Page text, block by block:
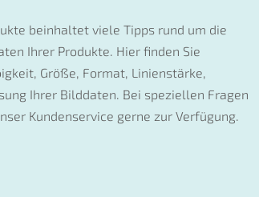
beinhaltet viele Tipps rund um die
Ihrer Produkte. Hier finden Sie
Größe, Format, Linienstärke,
Ihrer Bilddaten. Bei speziellen Fragen
Kundenservice gerne zur Verfügung.